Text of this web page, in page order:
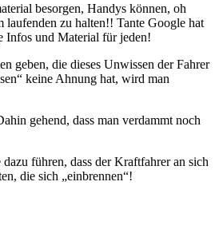
besorgen, Handys können, oh
zu halten!! Tante Google hat
Infos und Material für jeden!
geben, die dieses Unwissen der Fahrer
keine Ahnung hat, wird man
gehend, dass man verdammt noch
führen, dass der Kraftfahrer an sich
die sich „einbrennen“!